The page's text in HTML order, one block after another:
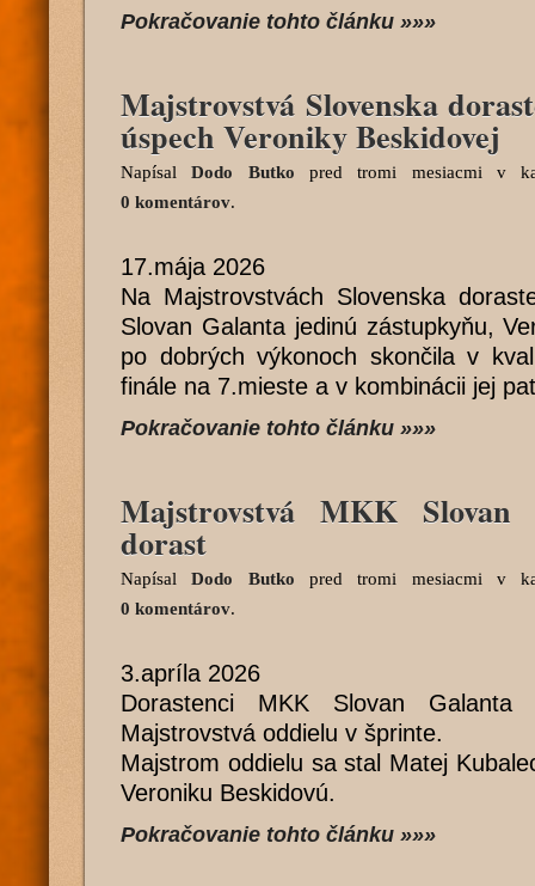
Pokračovanie tohto článku »»»
Majstrovstvá Slovenska
úspech Veroniky Beskidovej
NapísalDodo Butko pred tromi mesiacmi v
0 komentárov.
17.mája 2026
Na Majstrovstvách Slovenska
Slovan Galanta jedinú zástupkyňu,
po dobrých výkonoch skončila v
finále na 7.mieste a v kombinácii jej
Pokračovanie tohto článku »»»
Majstrovstvá MKK Slovan
dorast
NapísalDodo Butko pred tromi mesiacmi v
0 komentárov.
3.apríla 2026
Dorastenci MKK Slovan Galanta
Majstrovstvá oddielu v šprinte.
Majstrom oddielu sa stal Matej
Veroniku Beskidovú.
Pokračovanie tohto článku »»»